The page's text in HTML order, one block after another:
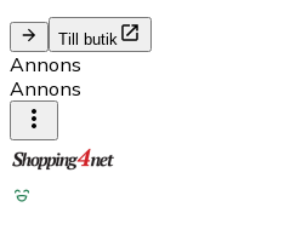
Till butik
Annons
Annons